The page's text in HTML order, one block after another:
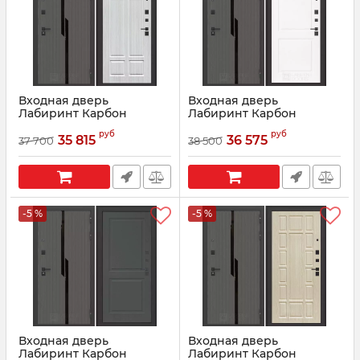
Входная дверь
Лабиринт Карбон
(CARBON) 08 - Кристалл
вуд
Артикул: 07022
37 700 35 815 руб
Входная дверь
Лабиринт Карбон
(CARBON) 11 - Белый софт
Артикул: 07023
38 500 36 575 руб
-5 %
Входная дверь
Лабиринт Карбон
-5 %
Входная дверь
Лабиринт Карбон